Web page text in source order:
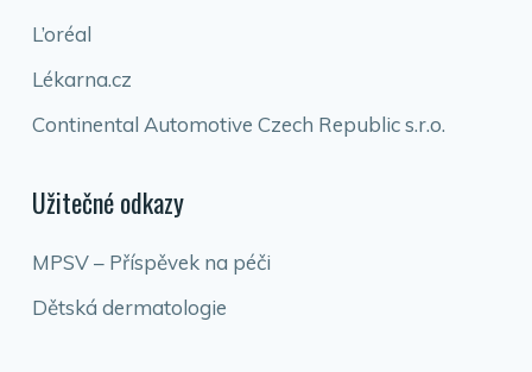
L’oréal
Lékarna.cz
Continental Automotive Czech Republic s.r.o.
Užitečné odkazy
MPSV – Příspěvek na péči
Dětská dermatologie